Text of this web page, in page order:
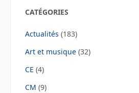
CATÉGORIES
Actualités (183)
Art et musique (32)
CE (4)
CM (9)